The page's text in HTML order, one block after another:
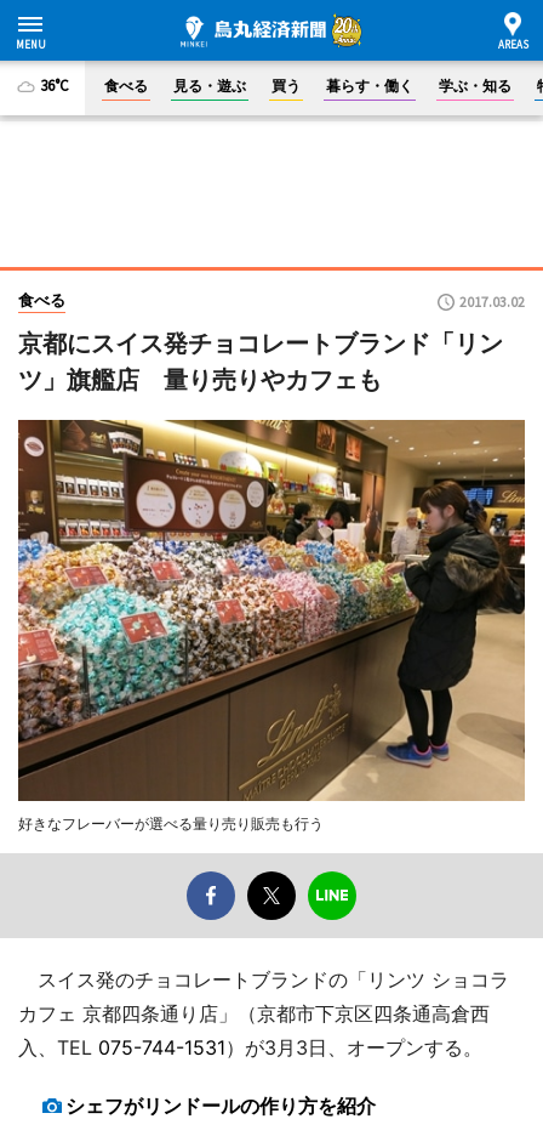
36°C 食べる 見る・遊ぶ 買う 暮らす・働く 学ぶ・知る
食べる 2017.03.02
京都にスイス発チョコレートブランド「リン
ツ」旗艦店 量り売りやカフェも
好きなフレーバーが選べる量り売り販売も行う
スイス発のチョコレートブランドの「リンツ ショコラ
カフェ 京都四条通り店」（京都市下京区四条通高倉西
入、TEL 075-744-1531）が3月3日、オープンする。
シェフがリンドールの作り方を紹介